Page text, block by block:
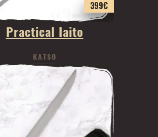
399€
Practical Iaito
KATSO